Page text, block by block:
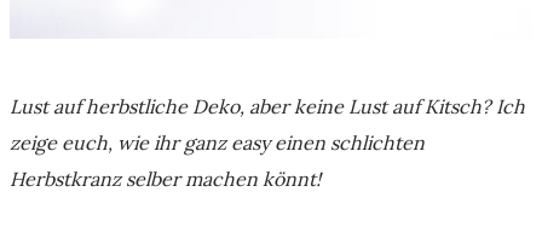
Lust auf herbstliche Deko, aber keine Lust auf Kitsch? Ich
zeige euch, wie ihr ganz easy einen schlichten
Herbstkranz selber machen könnt!